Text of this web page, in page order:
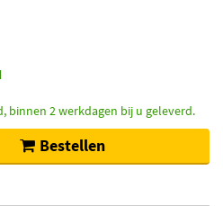
binnen 2 werkdagen bij u geleverd.
Bestellen